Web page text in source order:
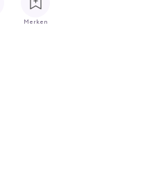
Merken